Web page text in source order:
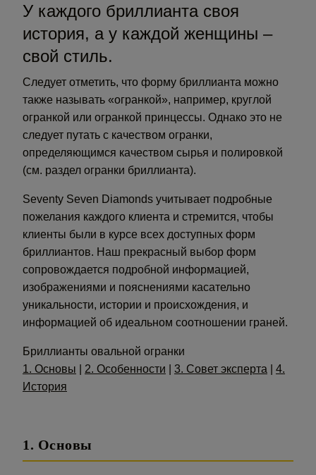
У каждого бриллианта своя
история, а у каждой женщины –
свой стиль.
Следует отметить, что форму бриллианта можно
также называть «огранкой», например, круглой
огранкой или огранкой принцессы. Однако это не
следует путать с качеством огранки,
определяющимся качеством сырья и полировкой
(см. раздел огранки бриллианта).
Seventy Seven Diamonds учитывает подробные
пожелания каждого клиента и стремится, чтобы
клиенты были в курсе всех доступных форм
бриллиантов. Наш прекрасный выбор форм
сопровождается подробной информацией,
изображениями и пояснениями касательно
уникальности, истории и происхождения, и
информацией об идеальном соотношении граней.
Бриллианты овальной огранки
1. Основы
2. Особенности 3. Совет эксперта
4.
История
1. Основы